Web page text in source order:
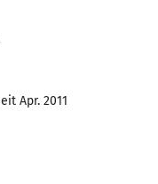
Apr. 2011